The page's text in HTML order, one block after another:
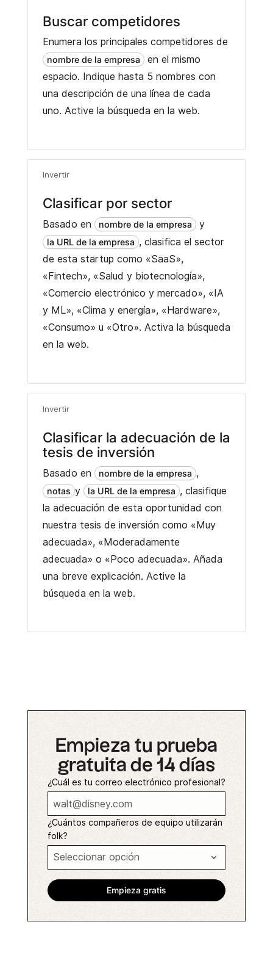
Buscar competidores
Enumera los principales competidores de
nombre de la empresa en el mismo
espacio. Indique hasta 5 nombres con
una descripción de una línea de cada
uno. Active la búsqueda en la web.
Invertir
Clasificar por sector
Basado en nombre de la empresa y
la URL de la empresa , clasifica el sector
de esta startup como «SaaS»,
«Fintech», «Salud y biotecnología»,
«Comercio electrónico y mercado», «IA
y ML», «Clima y energía», «Hardware»,
«Consumo» u «Otro». Activa la búsqueda
en la web.
Invertir
Clasificar la adecuación de la
tesis de inversión
Basado en nombre de la empresa ,
notas y la URL de la empresa , clasifique
la adecuación de esta oportunidad con
nuestra tesis de inversión como «Muy
adecuada», «Moderadamente
adecuada» o «Poco adecuada». Añada
una breve explicación. Active la
búsqueda en la web.
Empieza tu prueba
gratuita de 14 días
¿Cuál es tu correo electrónico profesional?
¿Cuántos compañeros de equipo utilizarán
folk?